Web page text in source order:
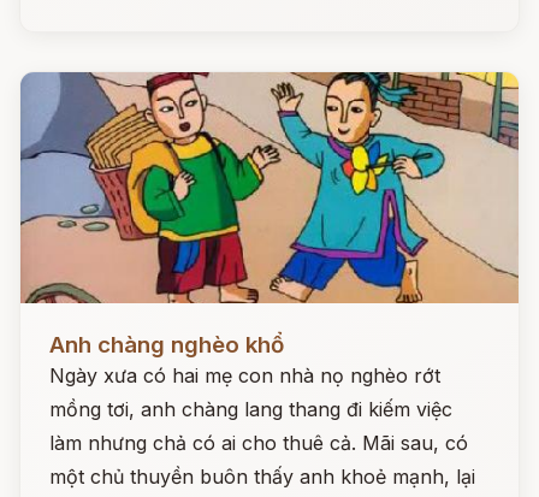
Anh chàng nghèo khổ
Ngày xưa có hai mẹ con nhà nọ nghèo rớt
mồng tơi, anh chàng lang thang đi kiếm việc
làm nhưng chả có ai cho thuê cả. Mãi sau, có
một chủ thuyền buôn thấy anh khoẻ mạnh, lại